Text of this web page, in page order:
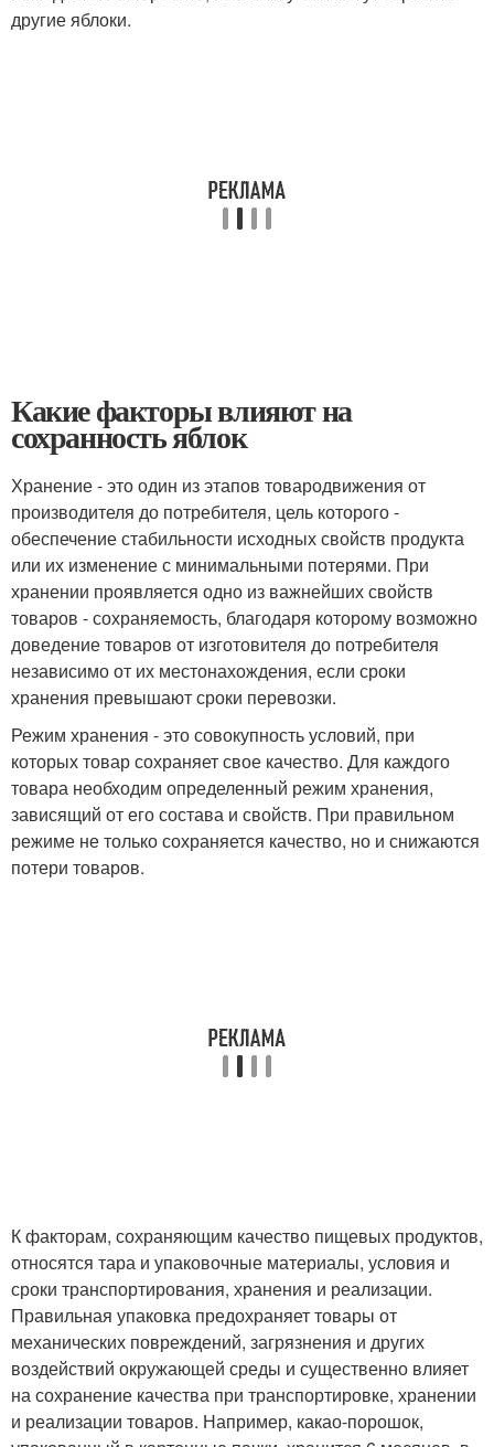
другие яблоки.
Какие факторы влияют на
сохранность яблок
Хранение - это один из этапов товародвижения от
производителя до потребителя, цель которого -
обеспечение стабильности исходных свойств продукта
или их изменение с минимальными потерями. При
хранении проявляется одно из важнейших свойств
товаров - сохраняемость, благодаря которому возможно
доведение товаров от изготовителя до потребителя
независимо от их местонахождения, если сроки
хранения превышают сроки перевозки.
Режим хранения - это совокупность условий, при
которых товар сохраняет свое качество. Для каждого
товара необходим определенный режим хранения,
зависящий от его состава и свойств. При правильном
режиме не только сохраняется качество, но и снижаются
потери товаров.
К факторам, сохраняющим качество пищевых продуктов,
относятся тара и упаковочные материалы, условия и
сроки транспортирования, хранения и реализации.
Правильная упаковка предохраняет товары от
механических повреждений, загрязнения и других
воздействий окружающей среды и существенно влияет
на сохранение качества при транспортировке, хранении
и реализации товаров. Например, какао-порошок,